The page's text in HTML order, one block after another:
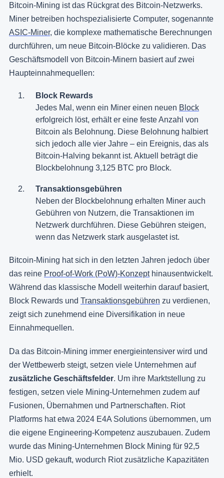
Bitcoin-Mining ist das Rückgrat des Bitcoin-Netzwerks.
Miner betreiben hochspezialisierte Computer, sogenannte
ASIC-Miner, die komplexe mathematische Berechnungen
durchführen, um neue Bitcoin-Blöcke zu validieren. Das
Geschäftsmodell von Bitcoin-Minern basiert auf zwei
Haupteinnahmequellen:
Block Rewards
Jedes Mal, wenn ein Miner einen neuen Block
erfolgreich löst, erhält er eine feste Anzahl von
Bitcoin als Belohnung. Diese Belohnung halbiert
sich jedoch alle vier Jahre – ein Ereignis, das als
Bitcoin-Halving bekannt ist. Aktuell beträgt die
Blockbelohnung 3,125 BTC pro Block.
Transaktionsgebühren
Neben der Blockbelohnung erhalten Miner auch
Gebühren von Nutzern, die Transaktionen im
Netzwerk durchführen. Diese Gebühren steigen,
wenn das Netzwerk stark ausgelastet ist.
Bitcoin-Mining hat sich in den letzten Jahren jedoch über
das reine Proof-of-Work (PoW)-Konzepthinausentwickelt.
Während das klassische Modell weiterhin darauf basiert,
Block Rewards und Transaktionsgebühren zu verdienen,
zeigt sich zunehmend eine Diversifikation in neue
Einnahmequellen.
Da das Bitcoin-Mining immer energieintensiver wird und
der Wettbewerb steigt, setzen viele Unternehmen auf
zusätzliche Geschäftsfelder. Um ihre Marktstellung zu
festigen, setzen viele Mining-Unternehmen zudem auf
Fusionen, Übernahmen und Partnerschaften. Riot
Platforms hat etwa 2024 E4A Solutions übernommen, um
die eigene Engineering-Kompetenz auszubauen. Zudem
wurde das Mining-Unternehmen Block Mining für 92,5
Mio. USD gekauft, wodurch Riot zusätzliche Kapazitäten
erhielt.